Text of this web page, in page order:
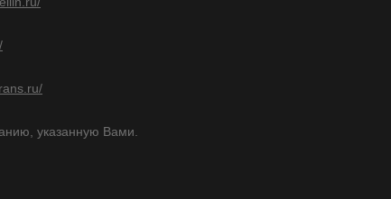
указанную Вами.